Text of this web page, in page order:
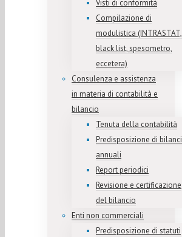
Visti di conformità
Compilazione di
modulistica (INTRASTAT,
black list, spesometro,
eccetera)
Consulenza e assistenza
in materia di contabilità e
bilancio
Tenuta della contabilità
Predisposizione di bilanci
annuali
Report periodici
Revisione e certificazione
del bilancio
Enti non commerciali
Predisposizione di statuti